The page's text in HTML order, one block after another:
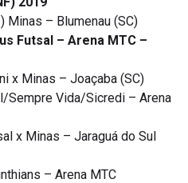
Minas – Blumenau (SC)
Futsal – Arena MTC –
x Minas – Joaçaba (SC)
Sempre Vida/Sicredi – Arena
x Minas – Jaraguá do Sul
– Arena MTC